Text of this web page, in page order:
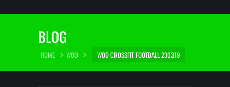
BLOG
HOME WOD WOD CROSSFIT FOOTBALL 230319